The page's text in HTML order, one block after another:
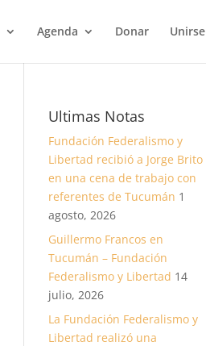
Agenda Donar Unirse
Ultimas Notas
Fundación Federalismo y
Libertad recibió a Jorge Brito
en una cena de trabajo con
referentes de Tucumán 1
agosto, 2026
Guillermo Francos en
Tucumán – Fundación
Federalismo y Libertad 14
julio, 2026
La Fundación Federalismo y
Libertad realizó una